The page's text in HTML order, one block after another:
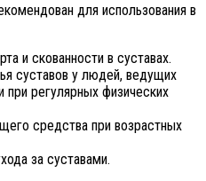
для использования в
и скованности в суставах.
суставов у людей, ведущих
при регулярных физических
средства при возрастных
за суставами.